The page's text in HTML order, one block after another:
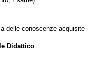
delle conoscenze acquisite
Didattico